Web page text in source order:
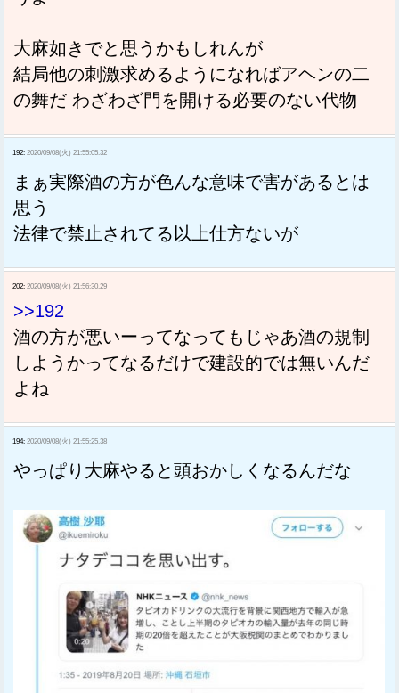
大麻如きでと思うかもしれんが
結局他の刺激求めるようになればアヘンの二
の舞だ わざわざ門を開ける必要のない代物
192: 2020/09/08(火) 21:55:05.32
まぁ実際酒の方が色んな意味で害があるとは
思う
法律で禁止されてる以上仕方ないが
202: 2020/09/08(火) 21:56:30.29
>>192
酒の方が悪いーってなってもじゃあ酒の規制
しようかってなるだけで建設的では無いんだ
よね
194: 2020/09/08(火) 21:55:25.38
やっぱり大麻やると頭おかしくなるんだな